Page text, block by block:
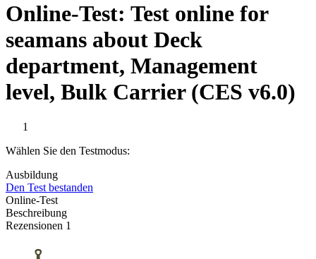
Online-Test: Test online for
seamans about Deck
department, Management
level, Bulk Carrier (CES v6.0)
1
Wählen Sie den Testmodus:
Ausbildung
Den Test bestanden
Online-Test
Beschreibung
Rezensionen 1